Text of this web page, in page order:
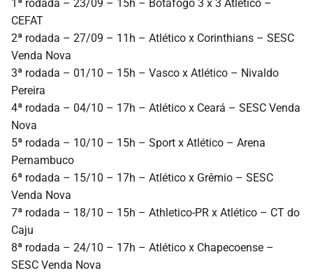
1ª rodada – 23/09 – 15h – Botafogo 3 x 3 Atlético –
CEFAT
2ª rodada – 27/09 – 11h – Atlético x Corinthians – SESC
Venda Nova
3ª rodada – 01/10 – 15h – Vasco x Atlético – Nivaldo
Pereira
4ª rodada – 04/10 – 17h – Atlético x Ceará – SESC Venda
Nova
5ª rodada – 10/10 – 15h – Sport x Atlético – Arena
Pernambuco
6ª rodada – 15/10 – 17h – Atlético x Grêmio – SESC
Venda Nova
7ª rodada – 18/10 – 15h – Athletico-PR x Atlético – CT do
Caju
8ª rodada – 24/10 – 17h – Atlético x Chapecoense –
SESC Venda Nova